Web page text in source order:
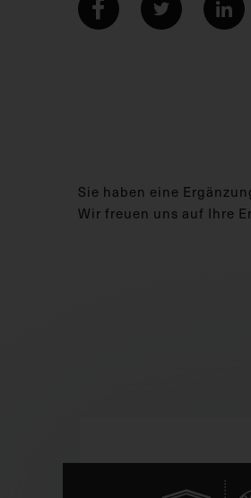
Sie haben eine
Wir freuen uns auf Ihre